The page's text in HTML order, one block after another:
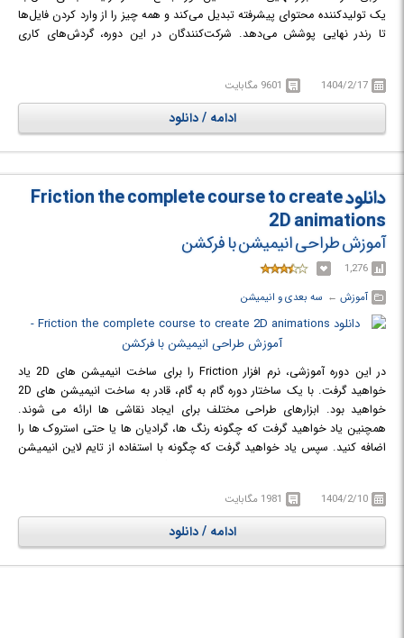
یک تولیدکننده محتوای پیشرفته تبدیل می‌کند و همه چیز را از وارد کردن فایل‌ها
تا رندر نهایی پوشش می‌دهد. شرکت‌کنندگان در این دوره، گردش‌های کاری
مطمئن افترافکت با مهارت‌های هنری و فنی تبدیل می‌کند.
در دوره آموزشی After Effects Mastery: Motion Graphics, VFX &
Compositing با خلق موشن گرافیک‌های پویا، ادغام جلوه‌های ویژه بصری
1404/2/17 9601 مگابایت
ادامه / دانلود
دانلود Friction the complete course to create
2D animations
آموزش طراحی انیمیشن با فرکشن
1,276
آموزش ← ‏ سه بعدی و انیمیشن
در این دوره آموزشی، نرم افزار Friction را برای ساخت انیمیشن های 2D یاد
خواهید گرفت. با یک ساختار دوره گام به گام، قادر به ساخت انیمیشن های 2D
خواهید بود. ابزارهای طراحی مختلف برای ایجاد نقاشی ها ارائه می شوند.
همچنین یاد خواهید گرفت که چگونه رنگ ها، گرادیان ها یا حتی استروک ها را
اضافه کنید. سپس یاد خواهید گرفت که چگونه با استفاده از تایم لاین انیمیشن
توضیح داده می شوند. در پایان دوره آموزشی، چندین جلسه تمرینی به شما
امکان می دهد ویژگی های دیده شده در دوره آموزشی را اعمال کنید.
در دوره آموزشی Friction the complete course to create 2D animations با
ساخت انیمیشن های 2D در نرم افزار Friction آشنا خواهید شد.
1404/2/10 1981 مگابایت
ادامه / دانلود